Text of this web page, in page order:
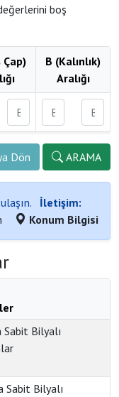
boş
Çap)
B (Kalınlık)
Aralığı
Dön ARAMA
İletişim:
Konum Bilgisi
Sabit Bilyalı
Sabit Bilyalı